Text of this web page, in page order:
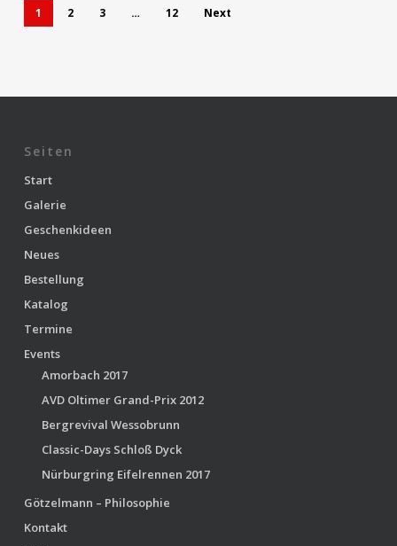
1 2 3 … 12 Next
Seiten
Start
Galerie
Geschenkideen
Neues
Bestellung
Katalog
Termine
Events
Amorbach 2017
AVD Oltimer Grand-Prix 2012
Bergrevival Wessobrunn
Classic-Days Schloß Dyck
Nürburgring Eifelrennen 2017
Götzelmann – Philosophie
Kontakt